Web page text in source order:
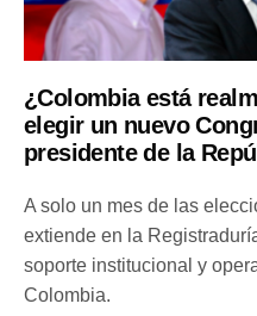
¿Colombia está
elegir un nuevo
presidente de la
A solo un mes de las
extiende en la
soporte institucional y
Colombia.